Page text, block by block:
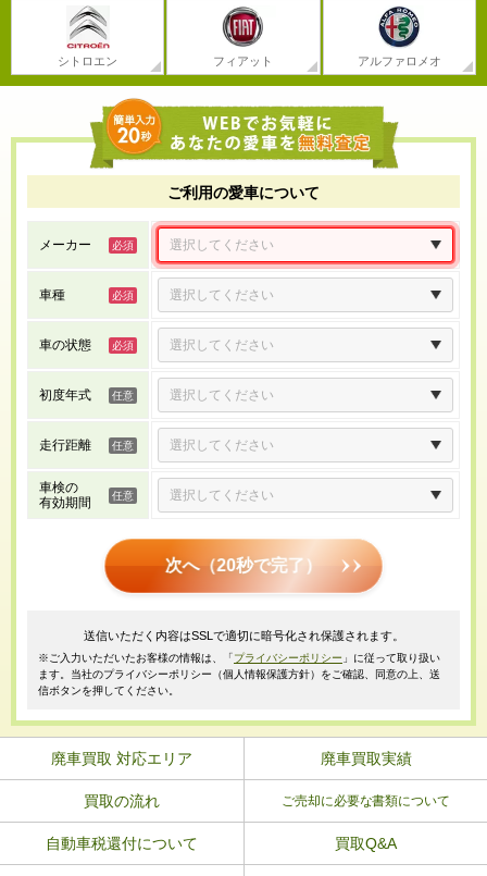
シトロエン フィアット アルファロメオ
ご利用の愛車について
メーカー
車種
車の状態
初度年式
走行距離
車検の
有効期間
次へ（20秒で完了）
送信いただく内容はSSLで適切に暗号化され保護されます。
※ご入力いただいたお客様の情報は、「プライバシーポリシー 」に従って取り扱い
ます。当社のプライバシーポリシー（個人情報保護方針）をご確認、同意の上、送
信ボタンを押してください。
廃車買取 対応エリア 廃車買取実績
買取の流れ ご売却に必要な書類について
自動車税還付について 買取Q&A